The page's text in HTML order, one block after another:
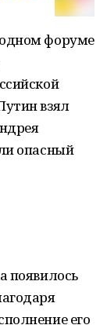
форуме
взял
опасный
появилось
его